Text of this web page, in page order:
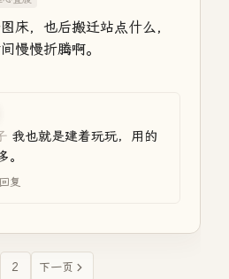
床，也后搬迁站点什么，
慢慢折腾啊。
我也就是建着玩玩，用的
。
回复
2 下一页